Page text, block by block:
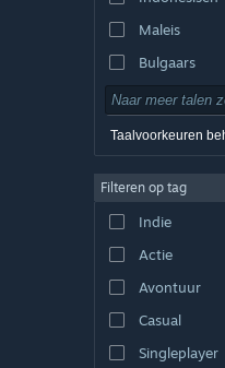
Maleis
Bulgaars
Tsjechisch
Deens
Engels
Spaans -
Spaans -
Taalvoorkeuren
Filteren op tag
Indie
Actie
Avontuur
Casual
Singleplayer